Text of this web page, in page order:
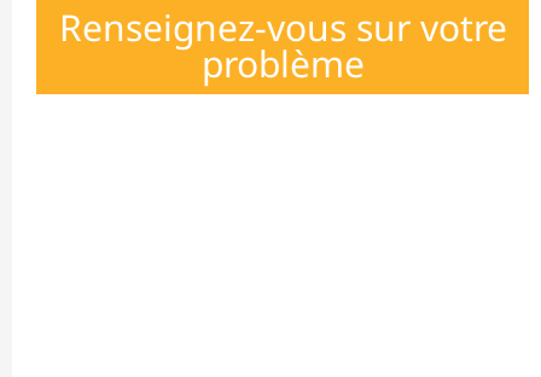
Renseignez-vous sur votre
problème